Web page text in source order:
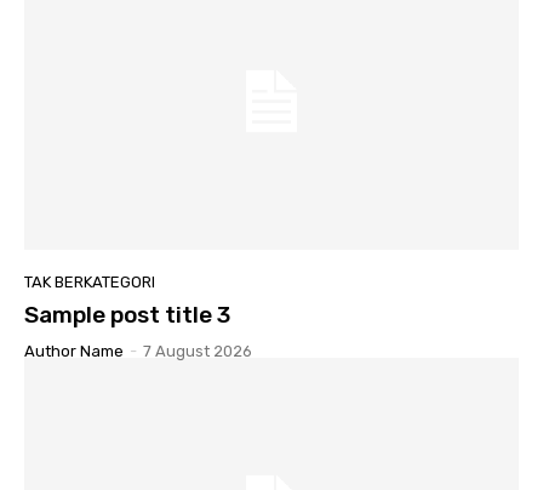
TAK BERKATEGORI
Sample post title 3
Author Name - 7 August 2026